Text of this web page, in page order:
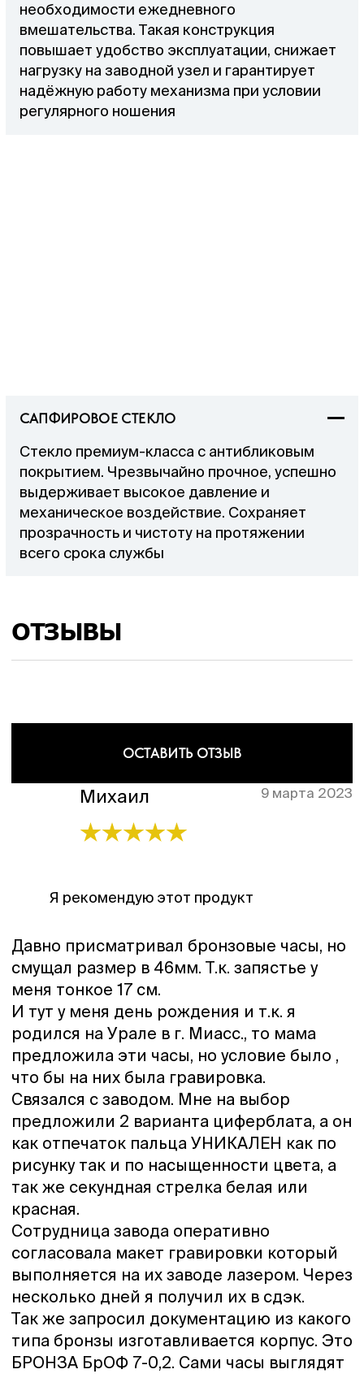
необходимости ежедневного
вмешательства. Такая конструкция
повышает удобство эксплуатации, снижает
нагрузку на заводной узел и гарантирует
надёжную работу механизма при условии
регулярного ношения
САПФИРОВОЕ СТЕКЛО
Стекло премиум-класса с антибликовым
покрытием. Чрезвычайно прочное, успешно
выдерживает высокое давление и
механическое воздействие. Сохраняет
прозрачность и чистоту на протяжении
всего срока службы
ОТЗЫВЫ
ОСТАВИТЬ ОТЗЫВ
Михаил 9 марта 2023
Я рекомендую этот продукт
Давно присматривал бронзовые часы, но
смущал размер в 46мм. Т.к. запястье у
меня тонкое 17 см.
И тут у меня день рождения и т.к. я
родился на Урале в г. Миасс., то мама
предложила эти часы, но условие было ,
что бы на них была гравировка.
Связался с заводом. Мне на выбор
предложили 2 варианта циферблата, а он
как отпечаток пальца УНИКАЛЕН как по
рисунку так и по насыщенности цвета, а
так же секундная стрелка белая или
красная.
Сотрудница завода оперативно
согласовала макет гравировки который
выполняется на их заводе лазером. Через
несколько дней я получил их в сдэк.
Так же запросил документацию из какого
типа бронзы изготавливается корпус. Это
БРОНЗА БрОФ 7-0,2. Сами часы выглядят